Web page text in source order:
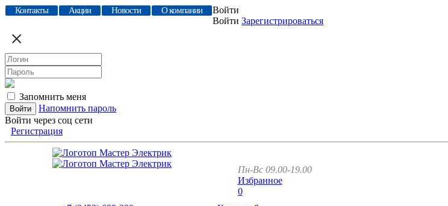
Контакты Акции Новости О компании
Войти
Войти Зарегистрироваться
Запомнить меня
Напомнить пароль
Войти через соц сети
Регистрация
Пн-Вс 09.00-19.00
Избранное
0